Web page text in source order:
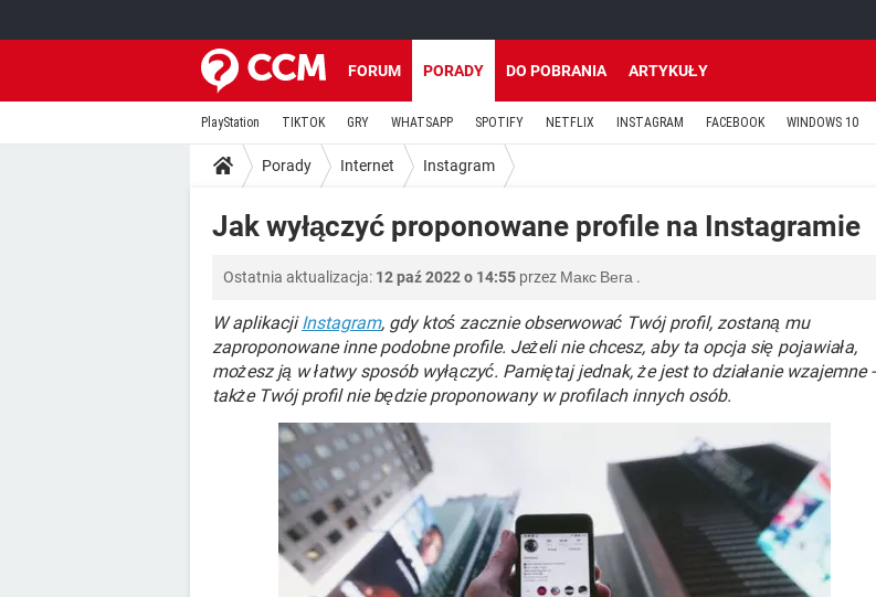
FORUM PORADY DO POBRANIA ARTYKUŁY
PlayStation TIKTOK GRY WHATSAPP SPOTIFY NETFLIX INSTAGRAM FACEBOOK WINDOWS 10
Porady Internet Instagram
Jak wyłączyć proponowane profile na Instagramie
Ostatnia aktualizacja: 12 paź 2022 o 14:55 przez Макс Вега .
W aplikacjiInstagram, gdy ktoś zacznie obserwować Twój profil, zostaną mu
zaproponowane inne podobne profile. Jeżeli nie chcesz, aby ta opcja się pojawiała,
możesz ją w łatwy sposób wyłączyć. Pamiętaj jednak, że jest to działanie wzajemne -
także Twój profil nie będzie proponowany w profilach innych osób.